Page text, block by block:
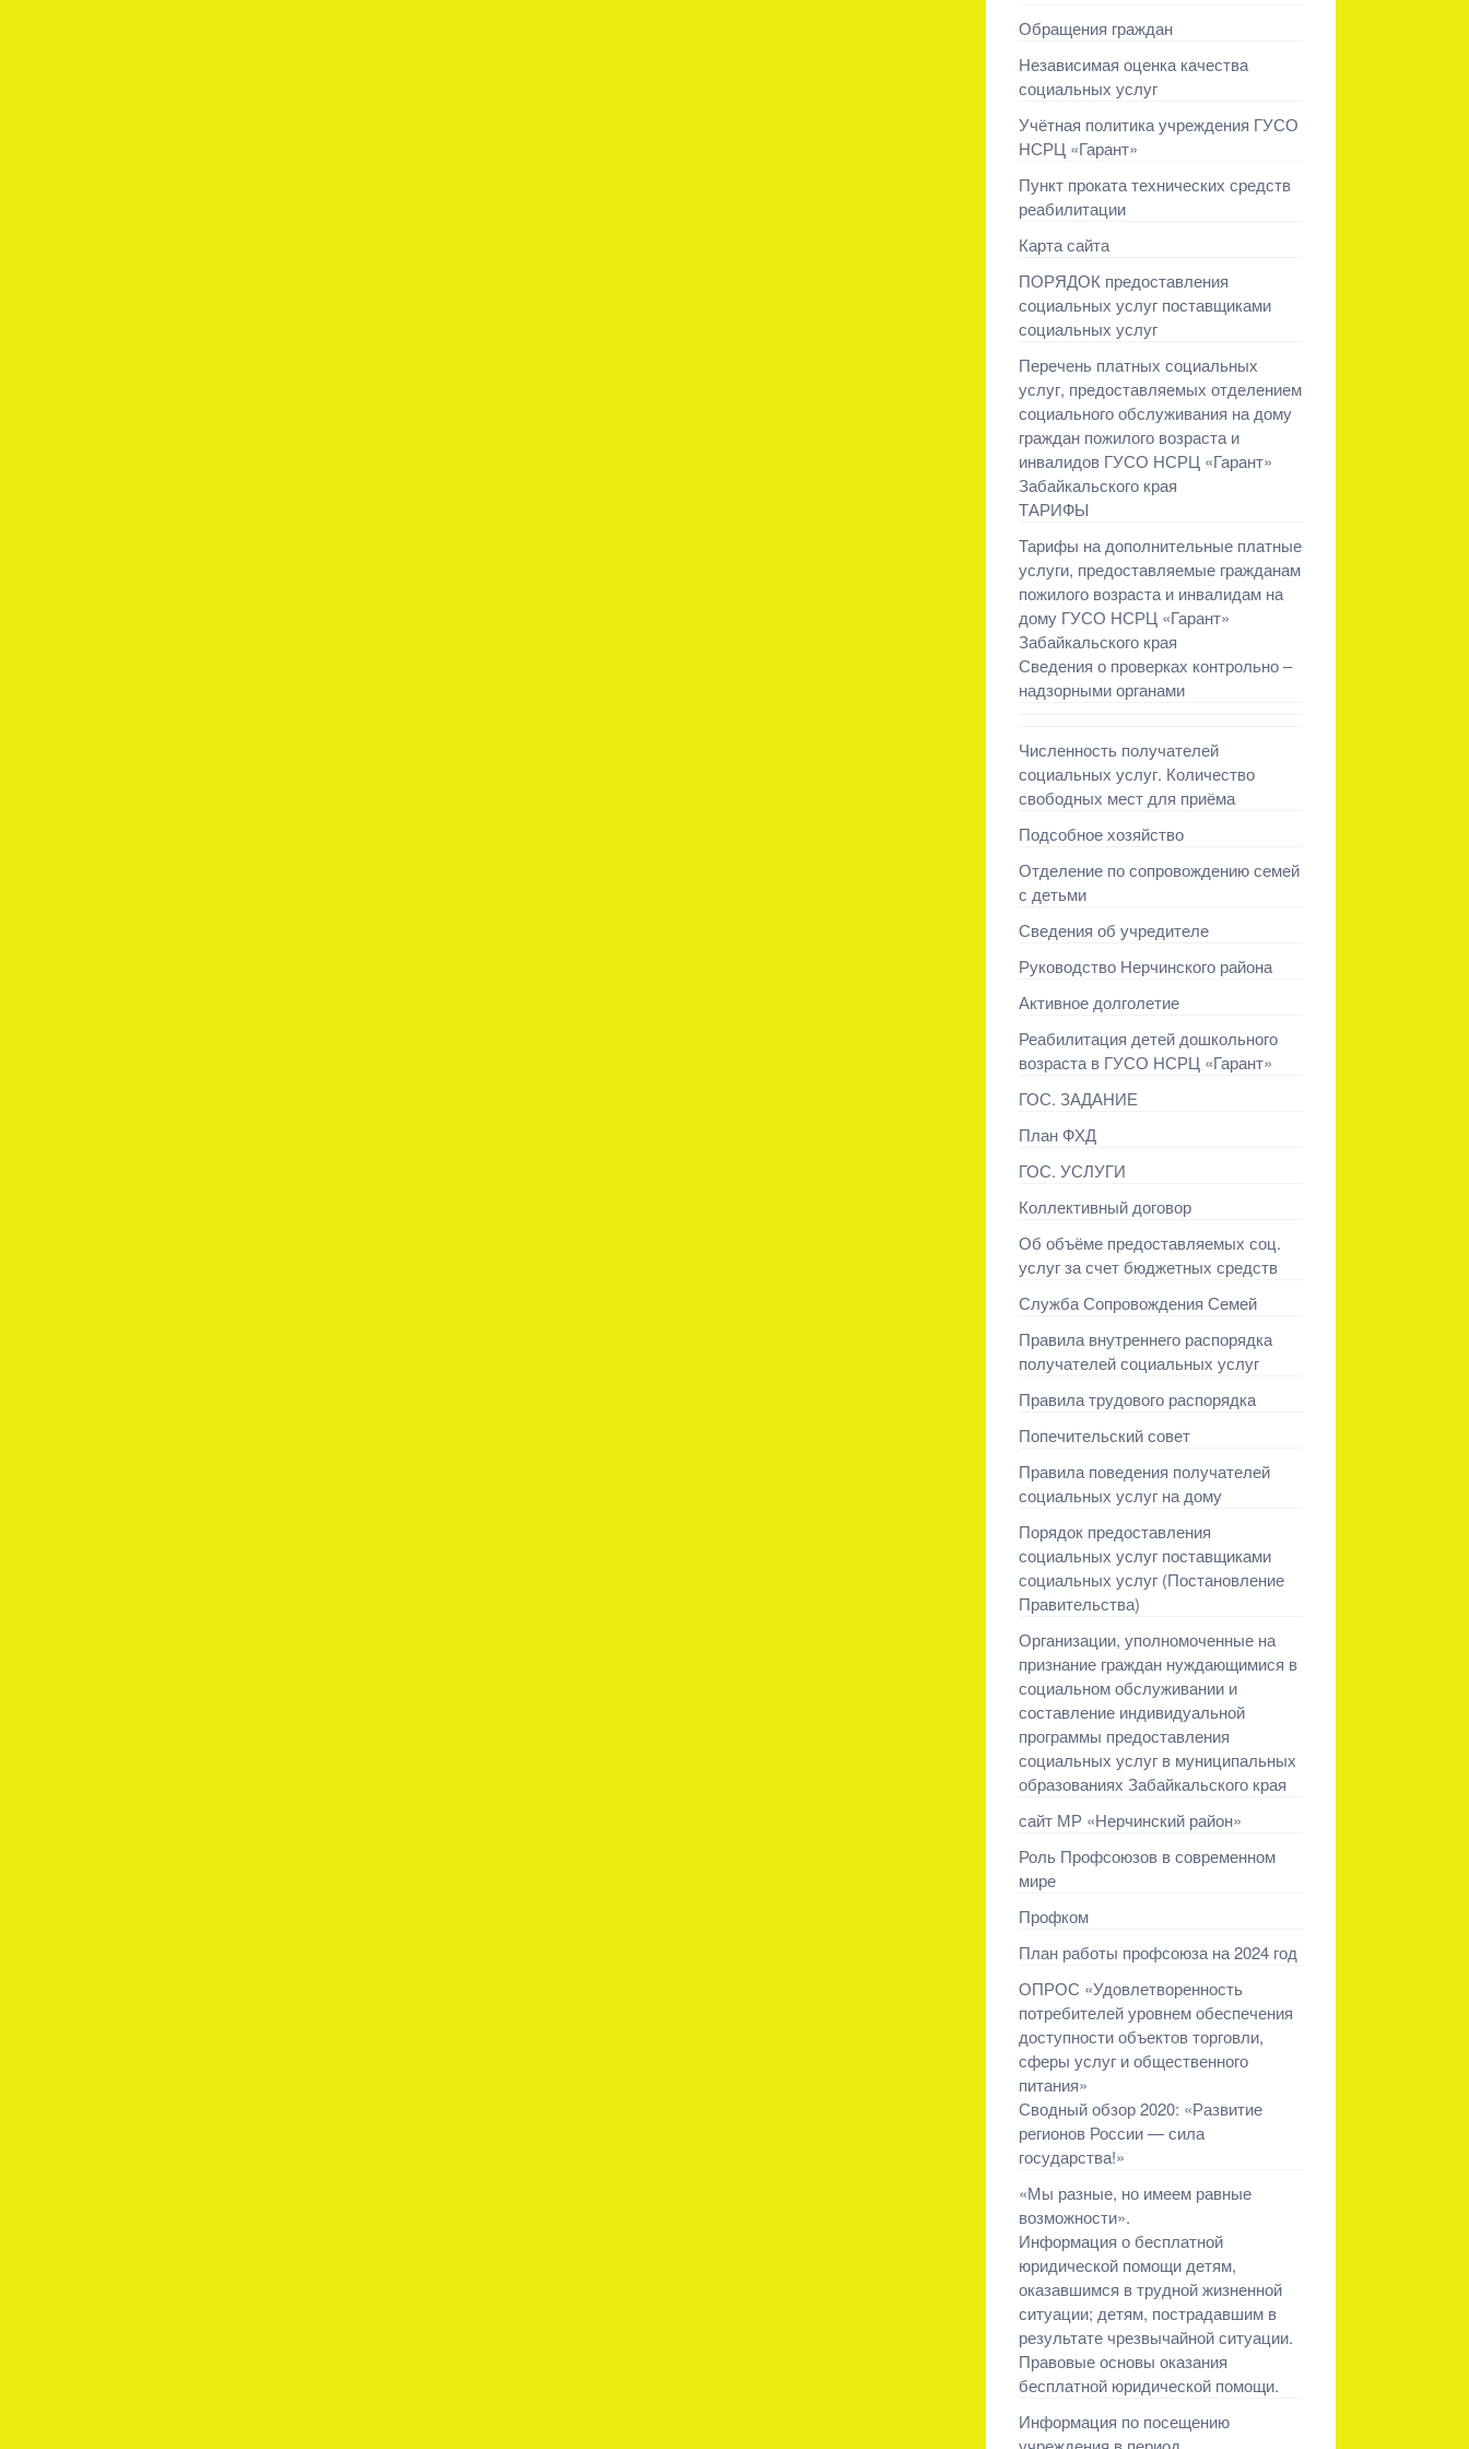
Обращения граждан
Независимая оценка качества
социальных услуг
Учётная политика учреждения ГУСО
НСРЦ «Гарант»
Пункт проката технических средств
реабилитации
Карта сайта
ПОРЯДОК предоставления
социальных услуг поставщиками
социальных услуг
Перечень платных социальных
услуг, предоставляемых отделением
социального обслуживания на дому
граждан пожилого возраста и
инвалидов ГУСО НСРЦ «Гарант»
Забайкальского края
ТАРИФЫ
Тарифы на дополнительные платные
услуги, предоставляемые гражданам
пожилого возраста и инвалидам на
дому ГУСО НСРЦ «Гарант»
Забайкальского края
Сведения о проверках контрольно –
надзорными органами
Численность получателей
социальных услуг. Количество
свободных мест для приёма
Подсобное хозяйство
Отделение по сопровождению семей
с детьми
Сведения об учредителе
Руководство Нерчинского района
Активное долголетие
Реабилитация детей дошкольного
возраста в ГУСО НСРЦ «Гарант»
ГОС. ЗАДАНИЕ
План ФХД
ГОС. УСЛУГИ
Коллективный договор
Об объёме предоставляемых соц.
услуг за счет бюджетных средств
Служба Сопровождения Семей
Правила внутреннего распорядка
получателей социальных услуг
Правила трудового распорядка
Попечительский совет
Правила поведения получателей
социальных услуг на дому
Порядок предоставления
социальных услуг поставщиками
социальных услуг (Постановление
Правительства)
Организации, уполномоченные на
признание граждан нуждающимися в
социальном обслуживании и
составление индивидуальной
программы предоставления
социальных услуг в муниципальных
образованиях Забайкальского края
сайт МР «Нерчинский район»
Роль Профсоюзов в современном
мире
Профком
План работы профсоюза на 2024 год
ОПРОС «Удовлетворенность
потребителей уровнем обеспечения
доступности объектов торговли,
сферы услуг и общественного
питания»
Сводный обзор 2020: «Развитие
регионов России — сила
государства!»
«Мы разные, но имеем равные
возможности».
Информация о бесплатной
юридической помощи детям,
оказавшимся в трудной жизненной
ситуации; детям, пострадавшим в
результате чрезвычайной ситуации.
Правовые основы оказания
бесплатной юридической помощи.
Информация по посещению